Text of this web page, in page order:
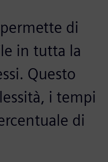
di
in tutta la
Questo
i tempi
di